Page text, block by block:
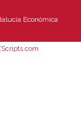
Económica